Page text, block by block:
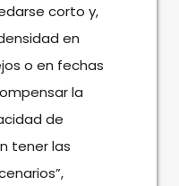
corto y,
en
o en fechas
la
de
tener las